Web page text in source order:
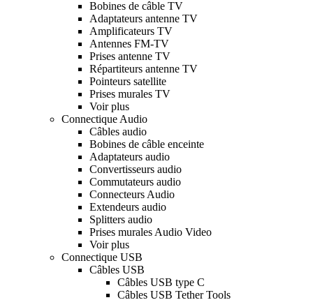
Bobines de câble TV
Adaptateurs antenne TV
Amplificateurs TV
Antennes FM-TV
Prises antenne TV
Répartiteurs antenne TV
Pointeurs satellite
Prises murales TV
Voir plus
Connectique Audio
Câbles audio
Bobines de câble enceinte
Adaptateurs audio
Convertisseurs audio
Commutateurs audio
Connecteurs Audio
Extendeurs audio
Splitters audio
Prises murales Audio Video
Voir plus
Connectique USB
Câbles USB
Câbles USB type C
Câbles USB Tether Tools